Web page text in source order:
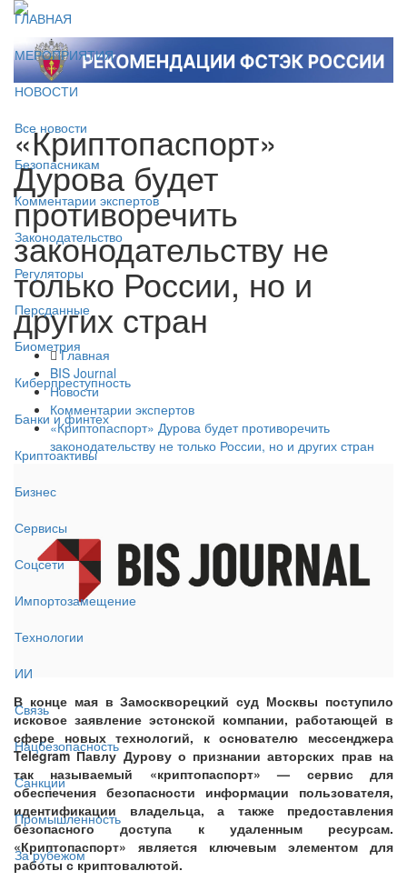
ГЛАВНАЯ
МЕРОПРИЯТИЯ
НОВОСТИ
Все новости
Безопасникам
Комментарии экспертов
Законодательство
Регуляторы
Персданные
Биометрия
Киберпреступность
Банки и финтех
Криптоактивы
Бизнес
Сервисы
Соцсети
Импортозамещение
Технологии
ИИ
Связь
Нацбезопасность
Санкции
Промышленность
За рубежом
«Криптопаспорт»
Дурова будет
противоречить
законодательству не
только России, но и
других стран
Главная
BIS Journal
Новости
Комментарии экспертов
«Криптопаспорт» Дурова будет противоречить
законодательству не только России, но и других стран
В конце мая в Замоскворецкий суд Москвы поступило
исковое заявление эстонской компании, работающей в
сфере новых технологий, к основателю мессенджера
Telegram Павлу Дурову о признании авторских прав на
так называемый «криптопаспорт» — сервис для
обеспечения безопасности информации пользователя,
идентификации владельца, а также предоставления
безопасного доступа к удаленным ресурсам.
«Криптопаспорт» является ключевым элементом для
работы с криптовалютой.